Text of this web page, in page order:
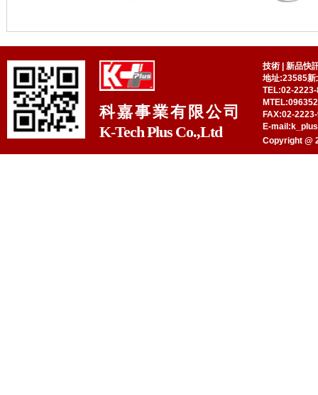
科嘉事業有限公司
K-Tech Plus Co.,Ltd
技術
新品快
地址:23585新
TEL:02-
FAX:02-
E-
Copyright @